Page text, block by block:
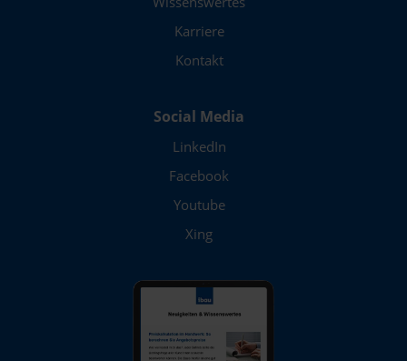
Karriere
Kontakt
Social Media
LinkedIn
Facebook
Youtube
Xing